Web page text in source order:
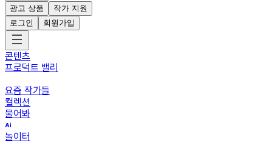
광고 상품
작가 지원
로그인
회원가입
콘텐츠
프로덕트 밸리
요즘 작가들
컬렉션
물어봐
놀이터